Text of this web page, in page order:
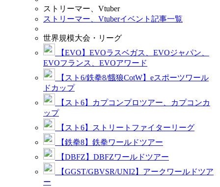
ストリーマー、Vtuber
ストリーマー、Vtuberイベント記事一覧
世界規模大会・リーグ
【EVO】EVOラスベガス、EVOジャパン、
EVOフランス、EVOアワード
【スト6/鉄拳8/餓狼CotW】eスポーツワール
ドカップ
【スト6】カプコンプロツアー、カプコンカ
ップ
【スト6】ストリートファイターリーグ
【鉄拳8】鉄拳ワールドツアー
【DBFZ】DBFZワールドツアー
【GGST/GBVSR/UNI2】アークワールドツア
ー